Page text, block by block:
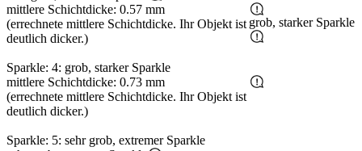
mittlere Schichtdicke: 0.57 mm
(errechnete mittlere Schichtdicke. Ihr Objekt ist
deutlich dicker.)
Sparkle: 4: grob, starker Sparkle
grob, starker Sparkle
mittlere Schichtdicke: 0.73 mm
(errechnete mittlere Schichtdicke. Ihr Objekt ist
deutlich dicker.)
Sparkle: 5: sehr grob, extremer Sparkle